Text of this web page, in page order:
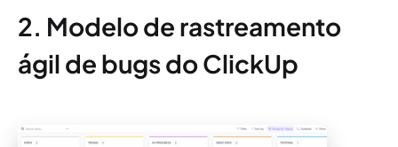
2. Modelo de rastreamento
ágil de bugs do ClickUp